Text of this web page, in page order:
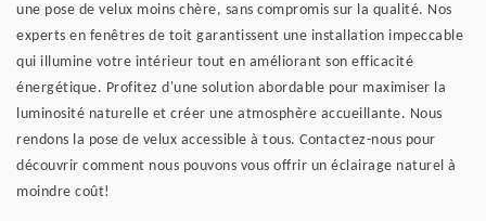
une pose de velux moins chère, sans compromis sur la qualité. Nos
experts en fenêtres de toit garantissent une installation impeccable
qui illumine votre intérieur tout en améliorant son efficacité
énergétique. Profitez d'une solution abordable pour maximiser la
luminosité naturelle et créer une atmosphère accueillante. Nous
rendons la pose de velux accessible à tous. Contactez-nous pour
découvrir comment nous pouvons vous offrir un éclairage naturel à
moindre coût!